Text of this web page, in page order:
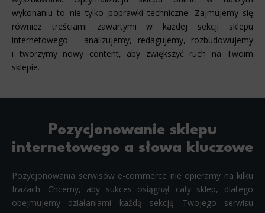
wykonaniu to nie tylko poprawki techniczne. Zajmujemy się
również treściami zawartymi w każdej sekcji sklepu
internetowego – analizujemy, redagujemy, rozbudowujemy
i tworzymy nowy content, aby zwiększyć ruch na Twoim
sklepie.
Pozycjonowanie sklepu
internetowego a słowa kluczowe
Pozycjonowania serwisów e-commerce nie opieramy na kilku
frazach. Chcemy, aby sukces osiągnął cały sklep, dlatego
obejmujemy działaniami każdą sekcję Twojego serwisu